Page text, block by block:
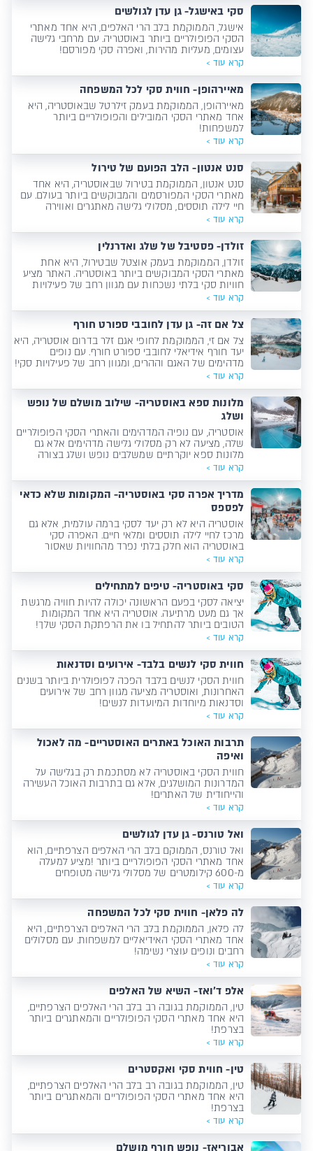
סקי באישגל- גן עדן לגולשים
אישגל, הממוקמת בלב הרי האלפים, היא אחד מאתרי
הסקי הפופולריים ביותר באוסטריה. עם מרחבי גלישה
עצומים, מעליות מהירות, ואפרה סקי מפורסם!
קרא עוד >
מאיירהופן- חווית סקי לכל המשפחה
מאיירהופן, הממוקמת בעמק זילרטל שבאוסטריה, היא
אחד מאתרי הסקי המובילים והפופולריים ביותר
למשפחות!
קרא עוד >
סנט אנטון- הלב הפועם של טירול
סנט אנטון, הממוקמת בטירול שבאוסטריה, היא אחד
מאתרי הסקי המפורסמים והמבוקשים ביותר בעולם. עם
חיי לילה תוססים, מסלולי גלישה מאתגרים ואווירה
תוססת!
קרא עוד >
זולדן- פסטיבל של שלג ואדרנלין
זולדן, הממוקמת בעמק אוצטל שבטירול, היא אחת
מאתרי הסקי המבוקשים ביותר באוסטריה. האתר מציע
חוויות סקי בלתי נשכחות עם מגוון רחב של פעילויות
חורף!
קרא עוד >
צל אם זה- גן עדן לחובבי ספורט חורף
צל אם זי, הממוקמת לחופי אגם זלר בדרום אוסטריה, היא
יעד חורף אידיאלי לחובבי ספורט חורף. עם נופים
מדהימים של האגם וההרים, ומגוון רחב של פעילויות סקי!
קרא עוד >
מלונות ספא באוסטריה- שילוב מושלם של נופש
ושלג
אוסטריה, עם נופיה המדהימים והאתרי הסקי הפופולריים
שלה, מציעה לא רק מסלולי גלישה מדהימים אלא גם
מלונות ספא יוקרתיים שמשלבים נופש ושלג בצורה
מושלמת..
קרא עוד >
מדריך אפרה סקי באוסטריה- המקומות שלא כדאי
לפספס
אוסטריה היא לא רק יעד לסקי ברמה עולמית, אלא גם
מרכז לחיי לילה תוססים ומלאי חיים. האפרה סקי
באוסטריה הוא חלק בלתי נפרד מהחוויות שאסור
לפספס!
קרא עוד >
סקי באוסטריה- טיפים למתחילים
יציאה לסקי בפעם הראשונה יכולה להיות חוויה מרגשת
אך גם מעט מרתיעה. אוסטריה היא אחד המקומות
הטובים ביותר להתחיל בו את הרפתקת הסקי שלך!
קרא עוד >
חווית סקי לנשים בלבד- אירועים וסדנאות
חווית הסקי לנשים בלבד הפכה לפופולרית ביותר בשנים
האחרונות, ואוסטריה מציעה מגוון רחב של אירועים
וסדנאות מיוחדות המיועדות לנשים!
קרא עוד >
תרבות האוכל באתרים האוסטריים- מה לאכול
ואיפה
חווית הסקי באוסטריה לא מסתכמת רק בגלישה על
המדרונות המושלגים, אלא גם בתרבות האוכל העשירה
והייחודית של האתרים!
קרא עוד >
ואל טורנס- גן עדן לגולשים
ואל טורנס, הממוקם בלב הרי האלפים הצרפתיים, הוא
אחד מאתרי הסקי הפופולריים ביותר !מציע למעלה
מ-600 קילומטרים של מסלולי גלישה מטופחים
קרא עוד >
לה פלאן- חווית סקי לכל המשפחה
לה פלאן, הממוקמת בלב הרי האלפים הצרפתיים, היא
אחד מאתרי הסקי האידיאליים למשפחות. עם מסלולים
רחבים ונופים עוצרי נשימה!
קרא עוד >
אלפ ד'ואז- השיא של האלפים
טין, הממוקמת בגובה רב בלב הרי האלפים הצרפתיים,
היא אחד מאתרי הסקי הפופולריים והמאתגרים ביותר
בצרפת!
קרא עוד >
טין- חווית סקי ואקסטרים
טין, הממוקמת בגובה רב בלב הרי האלפים הצרפתיים,
היא אחד מאתרי הסקי הפופולריים והמאתגרים ביותר
בצרפת!
קרא עוד >
אבוריאז- נופש חורף מושלם